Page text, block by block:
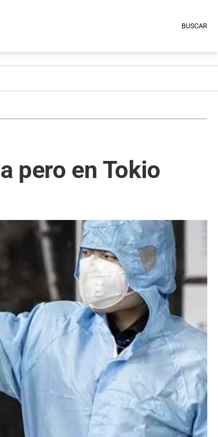
BUSCAR
pero en Tokio